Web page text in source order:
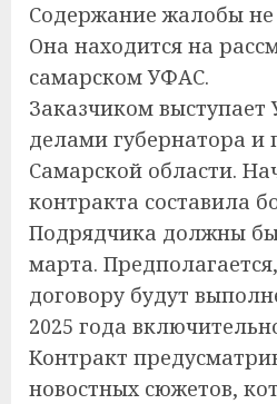
Содержание жалобы не
Она находится на
самарском УФАС.
Заказчиком выступает
делами губернатора и
Самарской области.
контракта составила
Подрядчика должны
марта.
договору будут
2025 года
Контракт
новостных сюжетов,